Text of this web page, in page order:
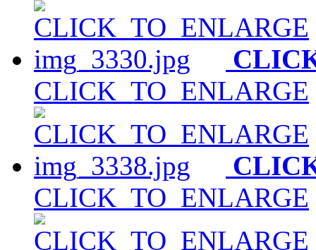
CLICK_TO_ENLARGE
CLICK_TO_ENLARGE